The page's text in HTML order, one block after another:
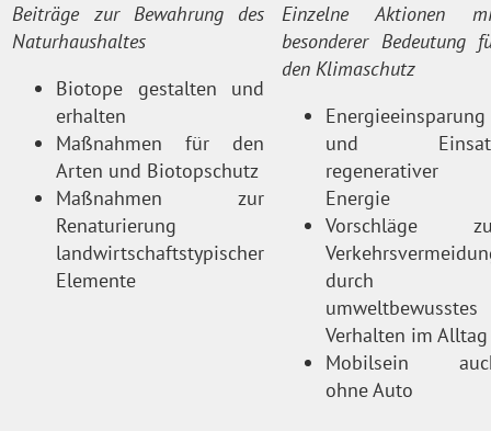
Beiträge zur Bewahrung des
Naturhaushaltes
Biotope gestalten und
erhalten
Maßnahmen für den
Arten und Biotopschutz
Maßnahmen zur
Renaturierung
landwirtschaftstypischer
Elemente
Einzelne Aktionen
besonderer Bedeutung
den Klimaschutz
Energieeinsparung
und
regenerativer
Energie
Vorschläge
durch
umweltbewusstes
Verhalten im Alltag
Mobilsein
ohne Auto